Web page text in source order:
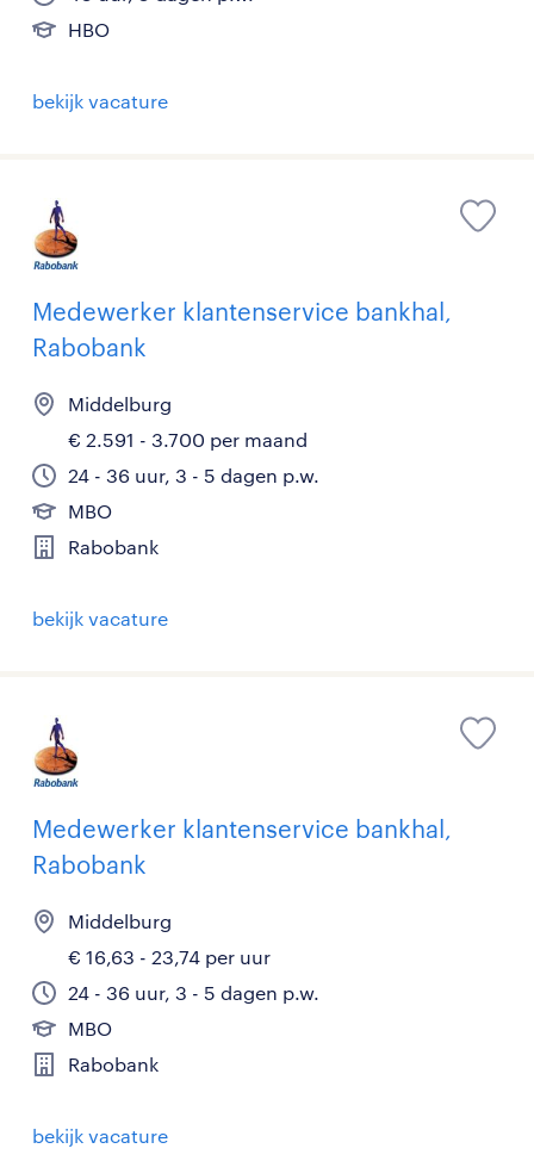
HBO
bekijk vacature
Medewerker klantenservice bankhal,
Rabobank
Middelburg
€ 2.591 - 3.700 per maand
24 - 36 uur, 3 - 5 dagen p.w.
MBO
Rabobank
bekijk vacature
Medewerker klantenservice bankhal,
Rabobank
Middelburg
€ 16,63 - 23,74 per uur
24 - 36 uur, 3 - 5 dagen p.w.
MBO
Rabobank
bekijk vacature